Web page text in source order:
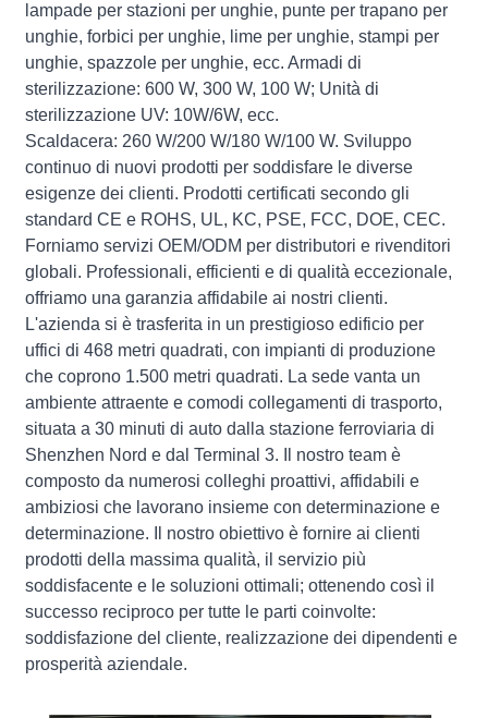
lampade per stazioni per unghie, punte per trapano per
unghie, forbici per unghie, lime per unghie, stampi per
unghie, spazzole per unghie, ecc. Armadi di
sterilizzazione: 600 W, 300 W, 100 W; Unità di
sterilizzazione UV: 10W/6W, ecc.
Scaldacera: 260 W/200 W/180 W/100 W. Sviluppo
continuo di nuovi prodotti per soddisfare le diverse
esigenze dei clienti. Prodotti certificati secondo gli
standard CE e ROHS, UL, KC, PSE, FCC, DOE, CEC.
Forniamo servizi OEM/ODM per distributori e rivenditori
globali. Professionali, efficienti e di qualità eccezionale,
offriamo una garanzia affidabile ai nostri clienti.
L'azienda si è trasferita in un prestigioso edificio per
uffici di 468 metri quadrati, con impianti di produzione
che coprono 1.500 metri quadrati. La sede vanta un
ambiente attraente e comodi collegamenti di trasporto,
situata a 30 minuti di auto dalla stazione ferroviaria di
Shenzhen Nord e dal Terminal 3. Il nostro team è
composto da numerosi colleghi proattivi, affidabili e
ambiziosi che lavorano insieme con determinazione e
determinazione. Il nostro obiettivo è fornire ai clienti
prodotti della massima qualità, il servizio più
soddisfacente e le soluzioni ottimali; ottenendo così il
successo reciproco per tutte le parti coinvolte:
soddisfazione del cliente, realizzazione dei dipendenti e
prosperità aziendale.